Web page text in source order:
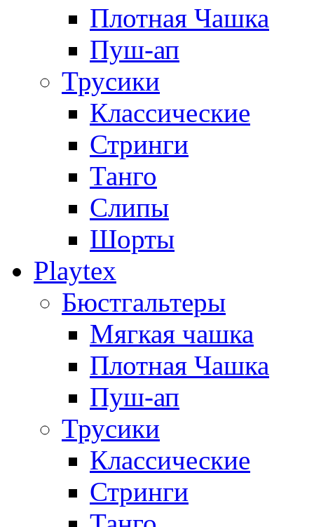
Плотная Чашка
Пуш-ап
Трусики
Классические
Стринги
Танго
Слипы
Шорты
Playtex
Бюстгальтеры
Мягкая чашка
Плотная Чашка
Пуш-ап
Трусики
Классические
Стринги